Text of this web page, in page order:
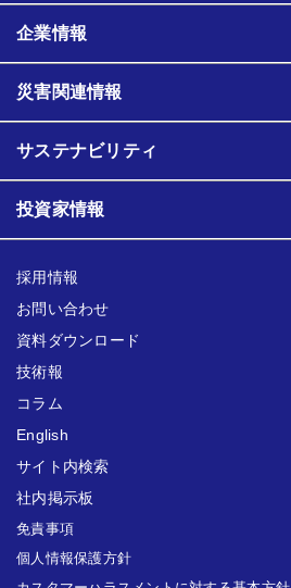
企業情報
災害関連情報
サステナビリティ
投資家情報
採用情報
お問い合わせ
資料ダウンロード
技術報
コラム
English
サイト内検索
社内掲示板
免責事項
個人情報保護方針